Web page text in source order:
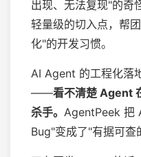
出现、无法复现"的奇
轻量级的切入点，帮
化"的开发习惯。
AI Agent 的工程化落
——看不清楚 Agent
杀手。 AgentPeek 把
Bug"变成了"有据可查